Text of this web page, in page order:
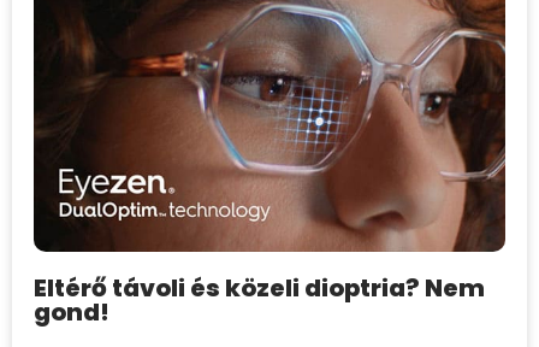
Eltérő távoli és közeli dioptria? Nem
gond!